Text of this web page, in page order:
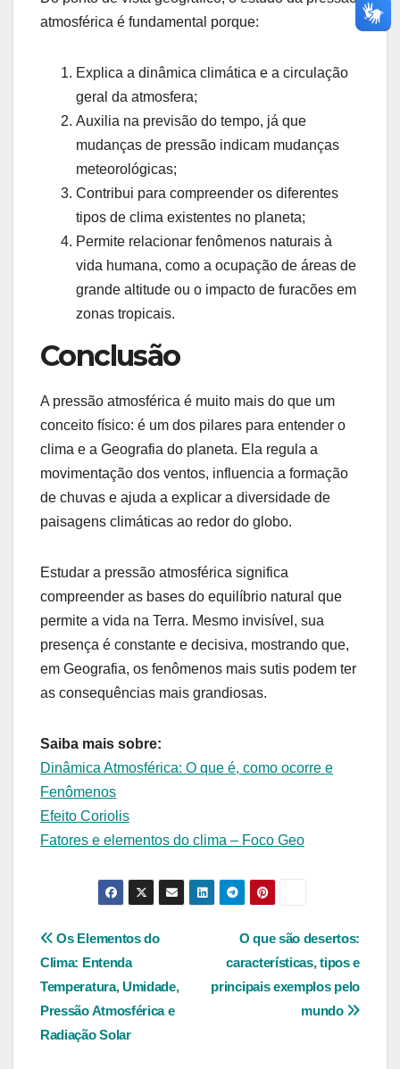
atmosférica é fundamental porque:
Explica a dinâmica climática e a circulação
geral da atmosfera;
Auxilia na previsão do tempo, já que
mudanças de pressão indicam mudanças
meteorológicas;
Contribui para compreender os diferentes
tipos de clima existentes no planeta;
Permite relacionar fenômenos naturais à
vida humana, como a ocupação de áreas de
grande altitude ou o impacto de furacões em
zonas tropicais.
Conclusão
A pressão atmosférica é muito mais do que um
conceito físico: é um dos pilares para entender o
clima e a Geografia do planeta. Ela regula a
movimentação dos ventos, influencia a formação
de chuvas e ajuda a explicar a diversidade de
paisagens climáticas ao redor do globo.
Estudar a pressão atmosférica significa
compreender as bases do equilíbrio natural que
permite a vida na Terra. Mesmo invisível, sua
presença é constante e decisiva, mostrando que,
em Geografia, os fenômenos mais sutis podem ter
as consequências mais grandiosas.
Saiba mais sobre:
Dinâmica Atmosférica: O que é, como ocorre e
Fenômenos
Efeito Coriolis
Fatores e elementos do clima – Foco Geo
Navegação
de
Post
O que são desertos:
características, tipos e
principais exemplos pelo
mundo
Os Elementos do
Clima: Entenda
Temperatura, Umidade,
Pressão Atmosférica e
Radiação Solar